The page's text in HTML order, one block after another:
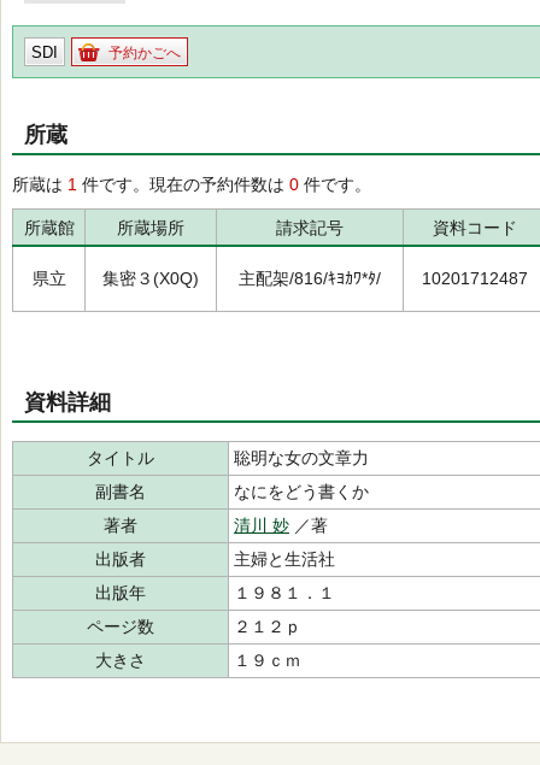
SDI 予約かごへ
所蔵
所蔵は 1 件です。現在の予約件数は 0 件です。
所蔵館 所蔵場所 請求記号 資料コード
県立 集密３(X0Q) 主配架/816/ｷﾖｶﾜ*ﾀ/ 10201712487
資料詳細
タイトル
聡明な女の文章力
副書名
なにをどう書くか
著者
清川 妙 ／著
出版者
主婦と生活社
出版年
１９８１．１
ページ数
２１２ｐ
大きさ
１９ｃｍ